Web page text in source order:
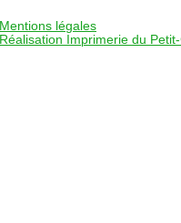
Mentions légales
Réalisation Imprimerie du